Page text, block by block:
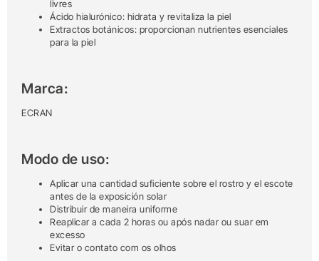
livres
Ácido hialurónico: hidrata y revitaliza la piel
Extractos botánicos: proporcionan nutrientes esenciales
para la piel
Marca:
ECRAN
Modo de uso:
Aplicar una cantidad suficiente sobre el rostro y el escote
antes de la exposición solar
Distribuir de maneira uniforme
Reaplicar a cada 2 horas ou após nadar ou suar em
excesso
Evitar o contato com os olhos